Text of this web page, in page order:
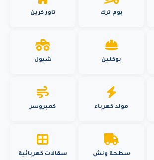
بوم ترك تاور كرين
بوكلين شيول
مولد كهرباء كمبروسر
سطحة ونش سقالات كهربائية